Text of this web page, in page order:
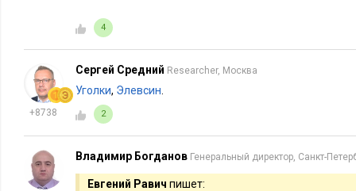
охвативших мир, пока не кончились ресурсы. Она далеко
сценариев и вариантов решений, что делает эту игру
Если хотите прокачать навыки командной работы,
мышление, умение адаптироваться и привить понимание
сотрудничества, Pandemic – прекрасный тренажер.
От настолок перейдем к не менее интересным
Компьютерные игры
4
+8738
Сергей Средний Researcher, Москва
Уголки, Элевсин
2
Владимир Богданов Генеральный директор, Санкт-
Евгений Равич пишет: